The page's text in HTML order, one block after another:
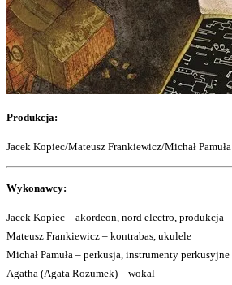
Produkcja:
Jacek Kopiec/Mateusz Frankiewicz/Michał Pamuła
Wykonawcy:
Jacek Kopiec – akordeon, nord electro, produkcja
Mateusz Frankiewicz – kontrabas, ukulele
Michał Pamuła – perkusja, instrumenty perkusyjne
Agatha (Agata Rozumek) – wokal